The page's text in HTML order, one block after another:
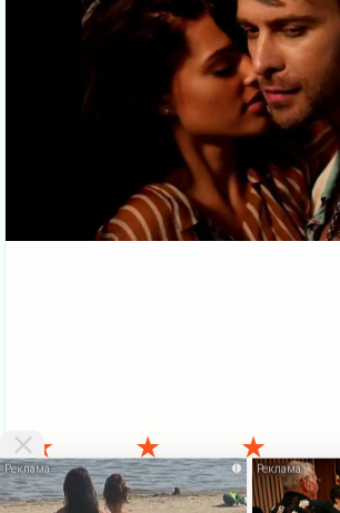
★ ★ ★
VKlipe.org - здесь можноскачать клипы
i